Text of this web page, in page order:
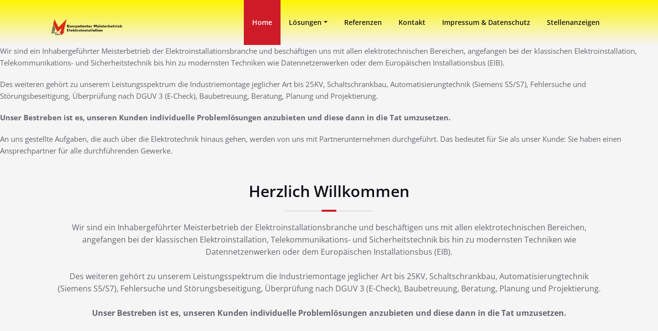
Zum
Inhalt
springen
Elektro Martini
Ihr Elektro-Dienstleister in DuisburgHome Lösungen Referenzen Kontakt Impressum & Datenschutz Stellenanzeigen
Wir sind ein Inhabergeführter Meisterbetrieb der Elektroinstallationsbranche und beschäftigen uns mit allen elektrotechnischen Bereichen, angefangen bei der klassischen Elektroinstallation,
Telekommunikations- und Sicherheitstechnik bis hin zu modernsten Techniken wie Datennetzenwerken oder dem Europäischen Installationsbus (EIB).
Des weiteren gehört zu unserem Leistungsspektrum die Industriemontage jeglicher Art bis 25KV, Schaltschrankbau, Automatisierungtechnik (Siemens S5/S7), Fehlersuche und
Störungsbeseitigung, Überprüfung nach DGUV 3 (E-Check), Baubetreuung, Beratung, Planung und Projektierung.
Unser Bestreben ist es, unseren Kunden individuelle Problemlösungen anzubieten und diese dann in die Tat umzusetzen.
An uns gestellte Aufgaben, die auch über die Elektrotechnik hinaus gehen, werden von uns mit Partnerunternehmen durchgeführt. Das bedeutet für Sie als unser Kunde: Sie haben einen
Ansprechpartner für alle durchführenden Gewerke.
Herzlich Willkommen
Wir sind ein Inhabergeführter Meisterbetrieb der Elektroinstallationsbranche und beschäftigen uns mit allen elektrotechnischen Bereichen,
angefangen bei der klassischen Elektroinstallation, Telekommunikations- und Sicherheitstechnik bis hin zu modernsten Techniken wie
Datennetzenwerken oder dem Europäischen Installationsbus (EIB).
Des weiteren gehört zu unserem Leistungsspektrum die Industriemontage jeglicher Art bis 25KV, Schaltschrankbau, Automatisierungtechnik
(Siemens S5/S7), Fehlersuche und Störungsbeseitigung, Überprüfung nach DGUV 3 (E-Check), Baubetreuung, Beratung, Planung und Projektierung.
Unser Bestreben ist es, unseren Kunden individuelle Problemlösungen anzubieten und diese dann in die Tat umzusetzen.